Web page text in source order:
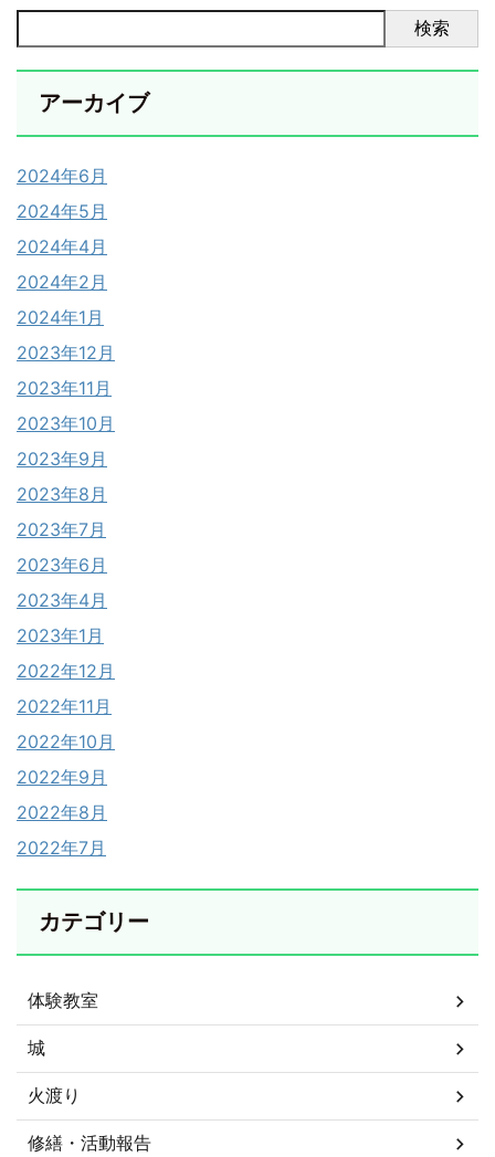
検索
アーカイブ
2024年6月
2024年5月
2024年4月
2024年2月
2024年1月
2023年12月
2023年11月
2023年10月
2023年9月
2023年8月
2023年7月
2023年6月
2023年4月
2023年1月
2022年12月
2022年11月
2022年10月
2022年9月
2022年8月
2022年7月
カテゴリー
体験教室
城
火渡り
修繕・活動報告